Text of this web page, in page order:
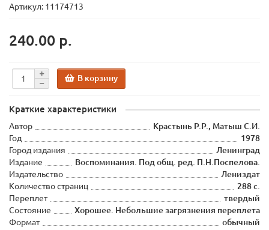
Артикул: 11174713
240.00 р.
В корзину
Краткие характеристики
Автор
Крастынь Р.Р., Матыш С.И.
Год
1978
Город издания
Ленинград
Издание
Воспоминания. Под общ. ред. П.Н.Поспелова.
Издательство
Лениздат
Количество страниц
288 с.
Переплет
твердый
Состояние
Хорошее. Небольшие загрязнения переплета
Формат
обычный